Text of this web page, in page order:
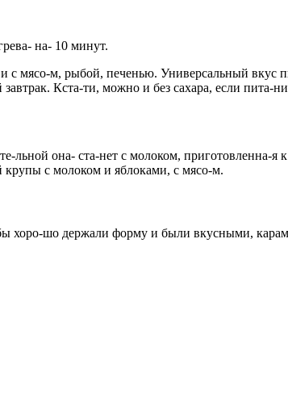
на- 10 минут.
с мясо-м, рыбой, печенью. Универсальный
Кста-ти, можно и без сахара, если пита-
она- ста-нет с молоком, приготовленна-я
крупы с молоком и яблоками, с мясо-м.
хоро-шо держали форму и были вкусными,